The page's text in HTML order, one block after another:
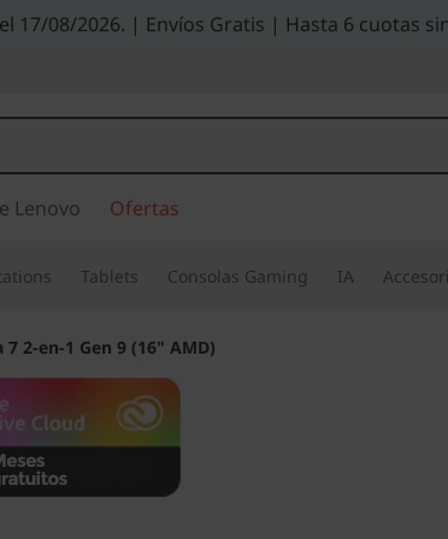
17/08/2026. | Envíos Gratis | Hasta 6 cuotas
Lenovo Ofertas
Tablets Consolas Gaming IA
7 2-en-1 Gen 9 (16" AMD)